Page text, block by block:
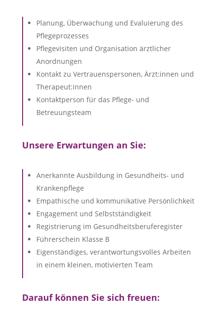
Planung, Überwachung und Evaluierung des
Pflegeprozesses
Pflegevisiten und Organisation ärztlicher
Anordnungen
Kontakt zu Vertrauenspersonen, Ärzt:innen und
Therapeut:innen
Kontaktperson für das Pflege- und
Betreuungsteam
Unsere Erwartungen an Sie:
Anerkannte Ausbildung in Gesundheits- und
Krankenpflege
Empathische und kommunikative Persönlichkeit
Engagement und Selbstständigkeit
Registrierung im Gesundheitsberuferegister
Führerschein Klasse B
Eigenständiges, verantwortungsvolles Arbeiten
in einem kleinen, motivierten Team
Darauf können Sie sich freuen: